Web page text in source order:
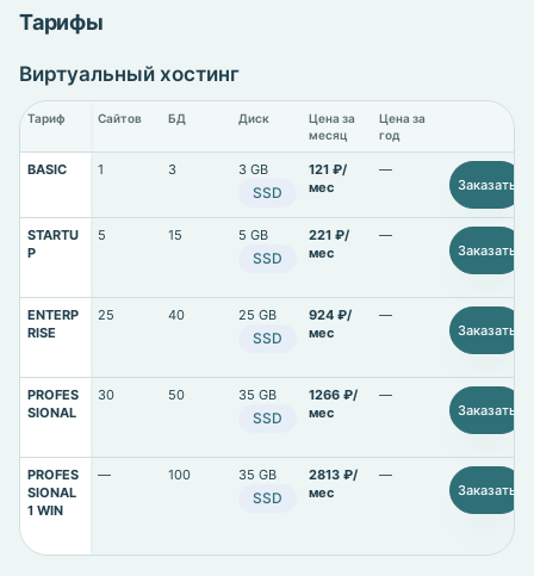
Тарифы
Виртуальный хостинг
Тариф Сайтов БД Диск
Цена за
месяц
Цена за
год
BASIC 1 3 3 GB
SSD
121 ₽/
мес
—
Заказать
STARTU
P
5 15 5 GB
SSD
221 ₽/
мес
—
Заказать
ENTERP
RISE
25 40 25 GB
SSD
924 ₽/
мес
—
Заказать
PROFES
SIONAL
30 50 35 GB
SSD
1266 ₽/
мес
—
Заказать
PROFES
SIONAL
1 WIN
— 100 35 GB
SSD
2813 ₽/
мес
—
Заказать